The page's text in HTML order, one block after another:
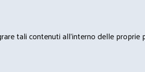
tali contenuti all'interno delle proprie